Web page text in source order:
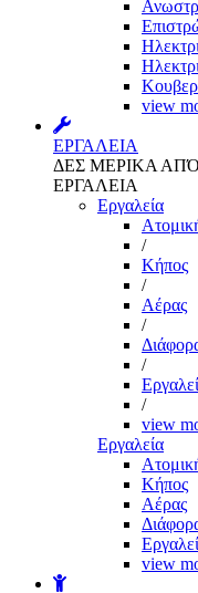
view
ΕΡΓΑΛΕΙΑ
ΔΕΣ ΜΕΡΙΚΑ
ΕΡΓΑΛΕΙΑ
Εργαλεία
/
Kήπος
/
Αέρας
/
/
/
view
Εργαλεία
Kήπος
Αέρας
view